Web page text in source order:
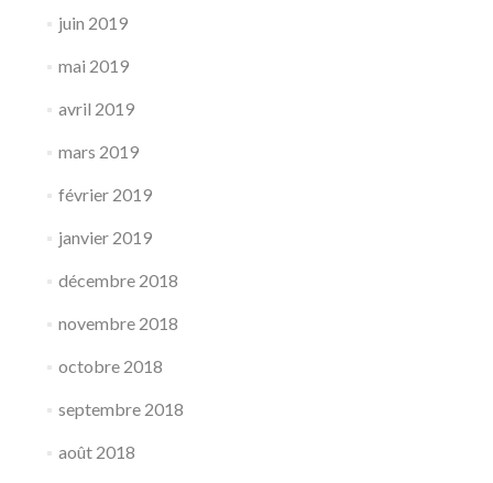
juin 2019
mai 2019
avril 2019
mars 2019
février 2019
janvier 2019
décembre 2018
novembre 2018
octobre 2018
septembre 2018
août 2018